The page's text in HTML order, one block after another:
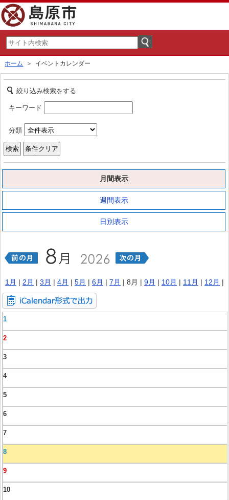
ホーム ＞ イベントカレンダー
絞り込み検索をする
キーワード
分類
月間表示
週間表示
日別表示
1月 | 2月 | 3月 | 4月 | 5月 | 6月 | 7月 | 8月 | 9月 | 10月 | 11月 | 12月 |
1
2
3
4
5
6
7
8
9
10